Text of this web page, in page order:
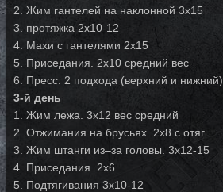
2. Жим гантелей на наклонной 3х15
3. протяжка 2х10-12
4. Махи с гантелями 2х15
5. Приседания. 2х10 средний вес
6. Пресс. 2 подхода (верхний и нижний)
3-й день
1. Жим лежа. 3х12 вес средний
2. Отжимания на брусьях. 2х8 с отяг
3. Жим штанги из–за головы. 3х12-15
4. Приседания. 2х6
5. Подтягивания 3х10-12